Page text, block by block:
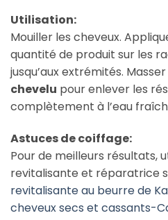
Utilisation:
Mouiller les cheveux.
quantité de produit sur les
jusqu’aux extrémités.
chevelu pour enlever les
complètement à l’eau
Astuces de coiffage:
Pour de meilleurs résultats,
revitalisante et réparatrice
revitalisante au beurre de
cheveux secs et cassants-